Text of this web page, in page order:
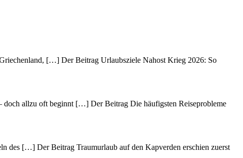
[…] Der Beitrag Urlaubsziele Nahost Krieg 2026: So
doch allzu oft beginnt […] Der Beitrag Die häufigsten Reiseprobleme
des […] Der Beitrag Traumurlaub auf den Kapverden erschien zuerst